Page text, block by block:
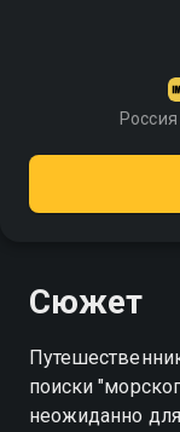
Россия
Сюжет
поиски
неожиданно